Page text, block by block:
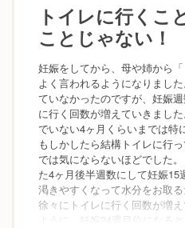
トイレに行くこ
ことじゃない！
妊娠をしてから、母や姉から
よく言われるようになりまし
ていなかったのですが、妊娠
に行く回数が増えていきまし
でいない4ヶ月くらいまでは特
もしかしたら結構トイレに行
では気にならないほどでした
た4ヶ月後半週数にして妊娠15
渇きやすくなって水分をお取
徐々にトイレに行く回数が増
ように。妊娠24週目位になる